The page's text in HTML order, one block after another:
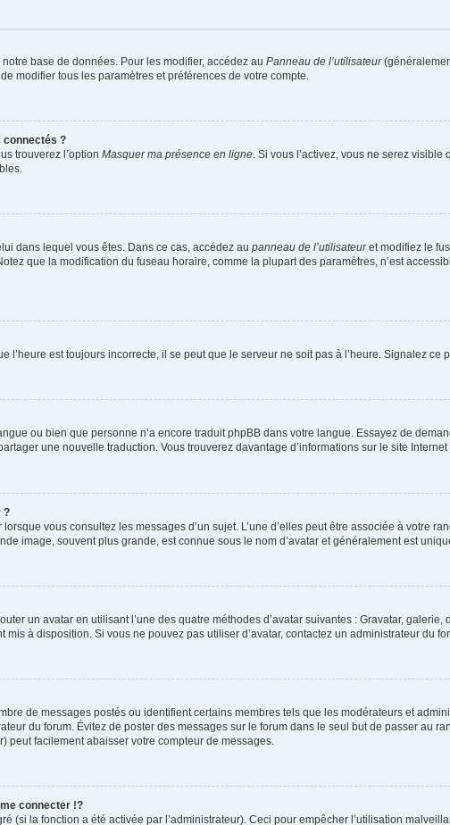
base de données. Pour les modifier, accédez au Panneau de l’utilisateur
modifier tous les paramètres et préférences de votre compte.
connectés ?
trouverez l’option Masquer ma présence en ligne. Si vous l’activez, vous ne serez
dans lequel vous êtes. Dans ce cas, accédez au panneau de l’utilisateuret modifiez le
que la modification du fuseau horaire, comme la plupart des paramètres, n’est
l’heure est toujours incorrecte, il se peut que le serveur ne soit pas à l’heure. Signalez ce
ou bien que personne n’a encore traduit phpBB dans votre langue. Essayez de
une nouvelle traduction. Vous trouverez davantage d’informations sur le site Internet
?
vous consultez les messages d’un sujet. L’une d’elles peut être associée à votre
image, souvent plus grande, est connue sous le nom d’avatar et généralement est
un avatar en utilisant l’une des quatre méthodes d’avatar suivantes : Gravatar, galerie,
à disposition. Si vous ne pouvez pas utiliser d’avatar, contactez un administrateur du
de messages postés ou identifient certains membres tels que les modérateurs et
du forum. Évitez de poster des messages sur le forum dans le seul but de passer au
peut facilement abaisser votre compteur de messages.
connecter !?
(si la fonction a été activée par l’administrateur). Ceci pour empêcher l’utilisation